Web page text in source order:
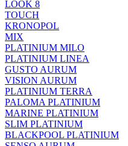
LOOK 8
TOUCH
KRONOPOL
MIX
PLATINIUM MILO
PLATINIUM LINEA
GUSTO AURUM
VISION AURUM
PLATINIUM TERRA
PALOMA PLATINIUM
MARINE PLATINIUM
SLIM PLATINIUM
BLACKPOOL PLATINIUM